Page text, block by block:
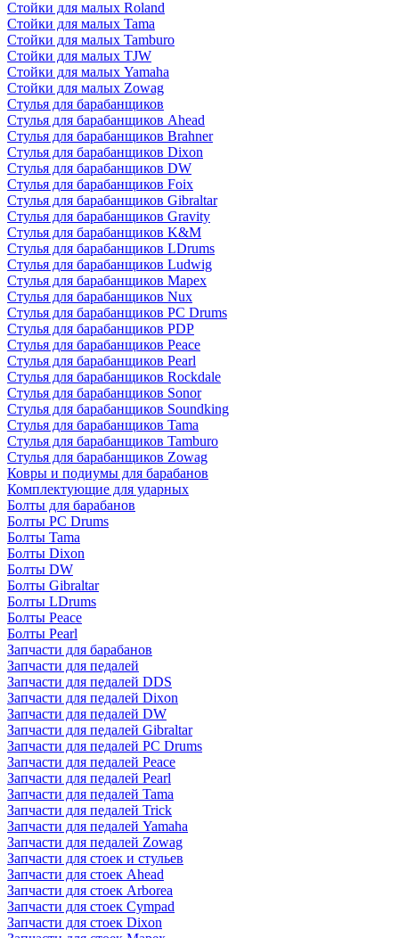
Стойки для малых Roland
Стойки для малых Tama
Стойки для малых Tamburo
Стойки для малых TJW
Стойки для малых Yamaha
Стойки для малых Zowag
Стулья для барабанщиков
Стулья для барабанщиков Ahead
Стулья для барабанщиков Brahner
Стулья для барабанщиков Dixon
Стулья для барабанщиков DW
Стулья для барабанщиков Foix
Стулья для барабанщиков Gibraltar
Стулья для барабанщиков Gravity
Стулья для барабанщиков K&M
Стулья для барабанщиков LDrums
Стулья для барабанщиков Ludwig
Стулья для барабанщиков Mapex
Стулья для барабанщиков Nux
Стулья для барабанщиков PC Drums
Стулья для барабанщиков PDP
Стулья для барабанщиков Peace
Стулья для барабанщиков Pearl
Стулья для барабанщиков Rockdale
Стулья для барабанщиков Sonor
Стулья для барабанщиков Soundking
Стулья для барабанщиков Tama
Стулья для барабанщиков Tamburo
Стулья для барабанщиков Zowag
Ковры и подиумы для барабанов
Комплектующие для ударных
Болты для барабанов
Болты PC Drums
Болты Tama
Болты Dixon
Болты DW
Болты Gibraltar
Болты LDrums
Болты Peace
Болты Pearl
Запчасти для барабанов
Запчасти для педалей
Запчасти для педалей DDS
Запчасти для педалей Dixon
Запчасти для педалей DW
Запчасти для педалей Gibraltar
Запчасти для педалей PC Drums
Запчасти для педалей Peace
Запчасти для педалей Pearl
Запчасти для педалей Tama
Запчасти для педалей Trick
Запчасти для педалей Yamaha
Запчасти для педалей Zowag
Запчасти для стоек и стульев
Запчасти для стоек Ahead
Запчасти для стоек Arborea
Запчасти для стоек Cympad
Запчасти для стоек Dixon